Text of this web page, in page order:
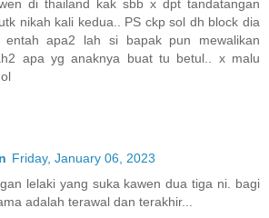
di thailand kak sbb x dpt tandatangan
nikah kali kedua.. PS ckp sol dh block dia
entah apa2 lah si bapak pun mewalikan
apa yg anaknya buat tu betul.. x malu
Friday, January 06, 2023
lelaki yang suka kawen dua tiga ni. bagi
adalah terawal dan terakhir...